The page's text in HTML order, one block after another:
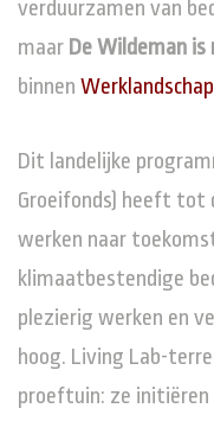
verduurzamen van
maar De Wildeman is
binnen
Dit landelijke
Groeifonds) heeft
werken naar
klimaatbestendige
plezierig werken en
hoog. Living Lab-
proeftuin: ze initiëren